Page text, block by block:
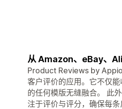
从 Amazon、eBay、
Product Reviews by
客户评价的应用。它不仅
的任何模版无缝融合。 此
注于评价与评分，确保每条